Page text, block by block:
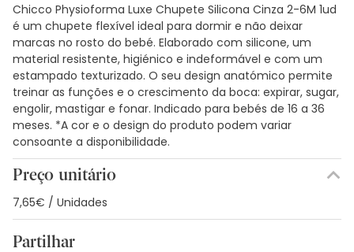
Chicco Physioforma Luxe Chupete Silicona Cinza 2-6M 1ud
é um chupete flexível ideal para dormir e não deixar
marcas no rosto do bebé. Elaborado com silicone, um
material resistente, higiénico e indeformável e com um
estampado texturizado. O seu design anatómico permite
treinar as funções e o crescimento da boca: expirar, sugar,
engolir, mastigar e fonar. Indicado para bebés de 16 a 36
meses. *A cor e o design do produto podem variar
consoante a disponibilidade.
Preço unitário
7,65€ / Unidades
Partilhar